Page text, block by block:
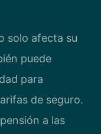
solo afecta su
puede
para
de seguro.
a las